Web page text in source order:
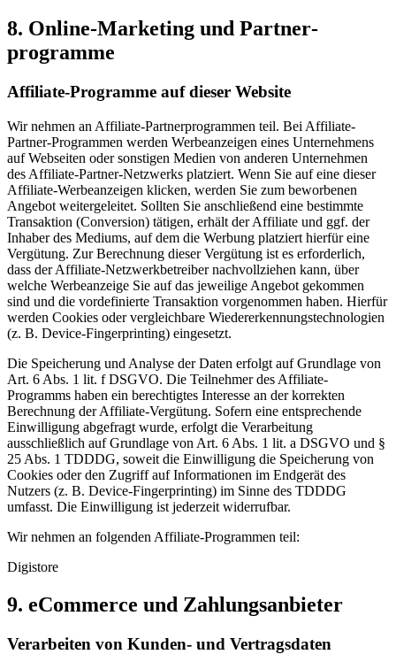
8. Online-Marketing und Partner­
programme
Affiliate-Programme auf dieser Website
Wir nehmen an Affiliate-Partnerprogrammen teil. Bei Affiliate-
Partner-Programmen werden Werbeanzeigen eines Unternehmens
auf Webseiten oder sonstigen Medien von anderen Unternehmen
des Affiliate-Partner-Netzwerks platziert. Wenn Sie auf eine dieser
Affiliate-Werbeanzeigen klicken, werden Sie zum beworbenen
Angebot weitergeleitet. Sollten Sie anschließend eine bestimmte
Transaktion (Conversion) tätigen, erhält der Affiliate und ggf. der
Inhaber des Mediums, auf dem die Werbung platziert hierfür eine
Vergütung. Zur Berechnung dieser Vergütung ist es erforderlich,
dass der Affiliate-Netzwerkbetreiber nachvollziehen kann, über
welche Werbeanzeige Sie auf das jeweilige Angebot gekommen
sind und die vordefinierte Transaktion vorgenommen haben. Hierfür
werden Cookies oder vergleichbare Wiedererkennungstechnologien
(z. B. Device-Fingerprinting) eingesetzt.
Die Speicherung und Analyse der Daten erfolgt auf Grundlage von
Art. 6 Abs. 1 lit. f DSGVO. Die Teilnehmer des Affiliate-
Programms haben ein berechtigtes Interesse an der korrekten
Berechnung der Affiliate-Vergütung. Sofern eine entsprechende
Einwilligung abgefragt wurde, erfolgt die Verarbeitung
ausschließlich auf Grundlage von Art. 6 Abs. 1 lit. a DSGVO und §
25 Abs. 1 TDDDG, soweit die Einwilligung die Speicherung von
Cookies oder den Zugriff auf Informationen im Endgerät des
Nutzers (z. B. Device-Fingerprinting) im Sinne des TDDDG
umfasst. Die Einwilligung ist jederzeit widerrufbar.
Wir nehmen an folgenden Affiliate-Programmen teil:
Digistore
9. eCommerce und Zahlungs­anbieter
Verarbeiten von Kunden- und Vertragsdaten